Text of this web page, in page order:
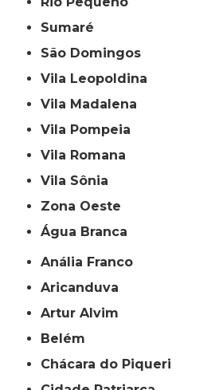
Sumaré
São Domingos
Vila Leopoldina
Vila Madalena
Vila Pompeia
Vila Romana
Vila Sônia
Zona Oeste
Água Branca
Anália Franco
Aricanduva
Artur Alvim
Belém
Chácara do Piqueri